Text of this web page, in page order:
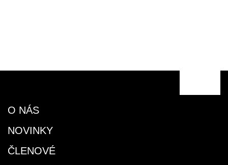
O NÁS
NOVINKY
ČLENOVÉ